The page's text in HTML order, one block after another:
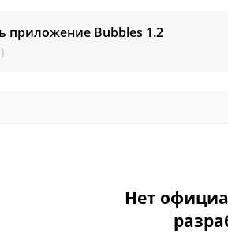
приложение Bubbles 1.2
Нет